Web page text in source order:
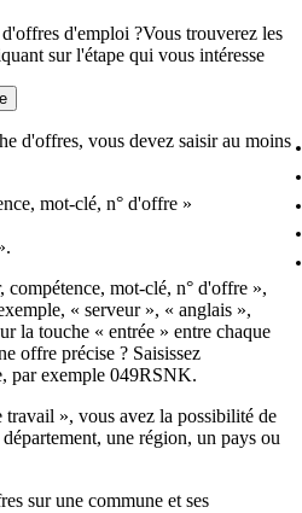
d'emploi ?Vous trouverez les
sur l'étape qui vous intéresse
d'offres, vous devez saisir au moins
mot-clé, n° d'offre »
compétence, mot-clé, n° d'offre »,
« serveur », « anglais »,
la touche « entrée » entre chaque
offre précise ? Saisissez
par exemple 049RSNK.
travail », vous avez la possibilité de
une région, un pays ou
sur une commune et ses